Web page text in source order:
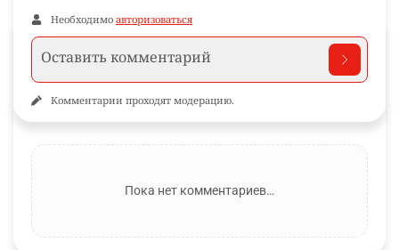
Необходимо авторизоваться
Комментарии проходят модерацию.
Пока нет комментариев…